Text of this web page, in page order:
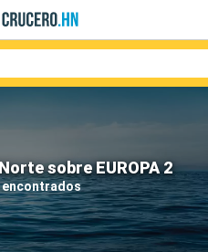
sobre EUROPA 2
Compañías